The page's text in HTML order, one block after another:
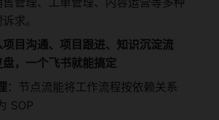
求。
目沟通、项目跟进、知识沉淀流
，一个飞书就能搞定
：节点流能将工作流程按依赖关系
SOP